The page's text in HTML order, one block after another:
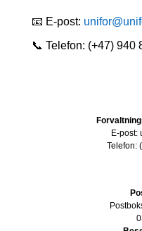
📧 E-post:
📞 Telefon: (+47) 940
E-post:
Telefon: